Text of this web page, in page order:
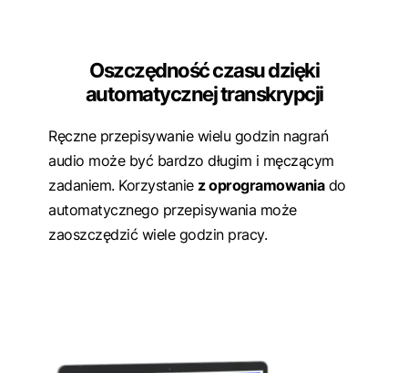
Oszczędność czasu dzięki
automatycznej transkrypcji
Ręczne przepisywanie wielu godzin nagrań
audio może być bardzo długim i męczącym
zadaniem. Korzystanie z oprogramowaniado
automatycznego przepisywania może
zaoszczędzić wiele godzin pracy.